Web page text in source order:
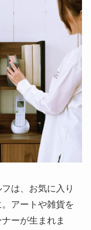
は、お気に入り
アートや雑貨を
ーが生まれま